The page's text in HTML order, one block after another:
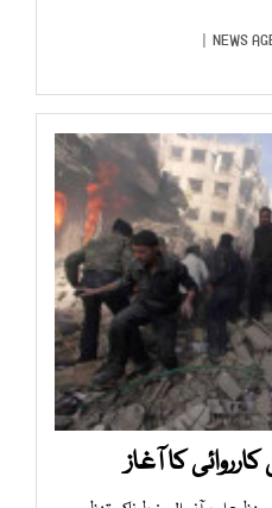
NEWS
کا آغاز